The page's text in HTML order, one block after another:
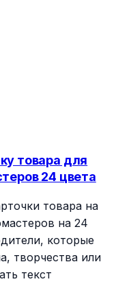
товара для
24 цвета
товара на
на 24
которые
творчества или
текст